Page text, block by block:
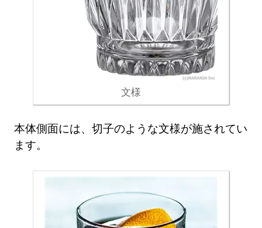
文様
本体側面には、切子のような文様が施されてい
ます。